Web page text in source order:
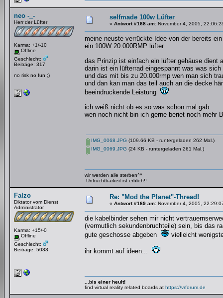
neo -_-
Herr der Lüfter
Karma: +1/-10
Offline
Geschlecht:
Beiträge: 317
no risk no fun ;)
selfmade 100w Lüfter
« Antwort #168 am: November 4, 2005,
meine neuste verrückte Idee von der bereits
ein 100W 20.000RMP lüfter
das Prinzip ist einfach ein lüfter gehäuse dient
darin ist ein lüfterrad eingespannt was was
und das mit bis zu 20.000rmp wen man sich
und dan kan man das teil auch an die decke
beeindruckende Leistung
ich weiß nicht ob es so was schon mal gab
wen noch nicht bin ich gerne beriet noch mehr
IMG_0068.JPG (109.66 KB - runtergeladen 262 Mal.)
IMG_0069.JPG (24 KB - runtergeladen 261 Mal.)
wir werden alle sterben^^
Unfruchtbarkeit ist erblich!!
Falzo
Diktator vom Dienst
Administrator
Karma: +15/-0
Offline
Geschlecht:
Beiträge: 5088
Re: "Mod the Planet"-Thread!
« Antwort #169 am: November 4, 2005,
die kabelbinder sehen mir nicht
(vermutlich sekundenbruchteile) sein, bis das
gute geschosse abgeben
vielleicht
ihr kommt auf ideen...
...bis einer heult!
find virtual reality related boards at https://vrforum.de